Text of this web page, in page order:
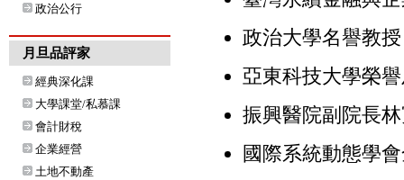
政治公行
月旦品評家
經典深化課
大學課堂/私慕課
會計財稅
企業經營
土地不動產
政治大學名譽教
亞東科技大學榮
振興醫院副院長
國際系統動態學